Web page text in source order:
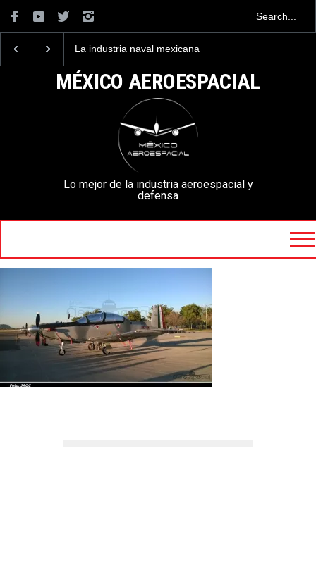
La industria naval mexicana
la Armada de México
mexicanos cuesta 2.9
millones de dólares
MÉXICO AEROESPACIAL
Lo mejor de la industria aeroespacial y
defensa